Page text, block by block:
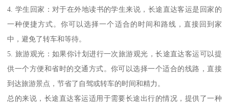
4. 学生回家：对于在外地读书的学生来说，长途直达客运是回家的
一种便捷方式。你可以选择一个适合的时间和路线，直接回到家
中，避免了转车和等待。
5. 旅游观光：如果你计划进行一次旅游观光，长途直达客运可以提
供一个方便和省时的交通方式。你可以选择一个适合的线路，直接
到达旅游景点，节省了自驾或转车的时间和精力。
总的来说，长途直达客运适用于需要长途出行的情况，提供了一种